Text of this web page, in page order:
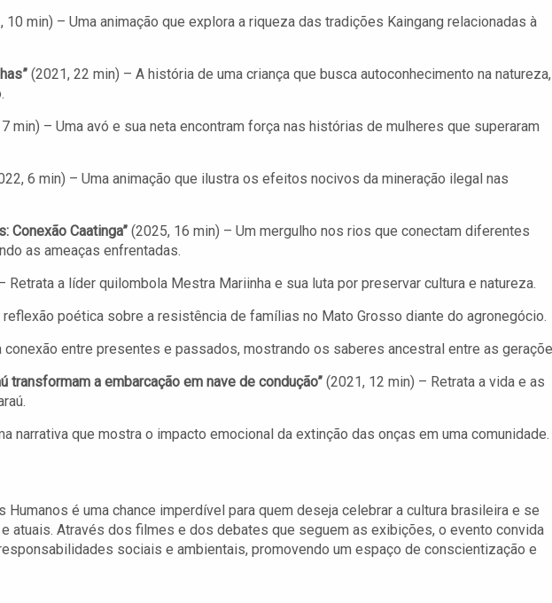
10 min) – Uma animação que explora a riqueza das tradições Kaingang relacionadas à
(2021, 22 min) – A história de uma criança que busca autoconhecimento na natureza,
min) – Uma avó e sua neta encontram força nas histórias de mulheres que superaram
6 min) – Uma animação que ilustra os efeitos nocivos da mineração ilegal nas
Conexão Caatinga” (2025, 16 min) – Um mergulho nos rios que conectam diferentes
as ameaças enfrentadas.
Retrata a líder quilombola Mestra Mariinha e sua luta por preservar cultura e natureza.
reflexão poética sobre a resistência de famílias no Mato Grosso diante do agronegócio.
conexão entre presentes e passados, mostrando os saberes ancestral entre as
transformam a embarcação em nave de condução” (2021, 12 min) – Retrata a vida e as
narrativa que mostra o impacto emocional da extinção das onças em uma comunidade.
Humanos é uma chance imperdível para quem deseja celebrar a cultura brasileira e se
atuais. Através dos filmes e dos debates que seguem as exibições, o evento convida
sociais e ambientais, promovendo um espaço de conscientização e